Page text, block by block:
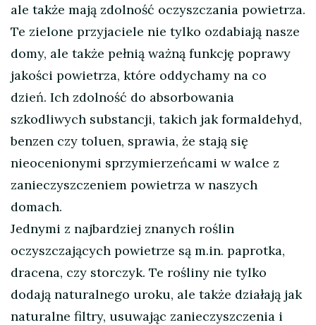
ale także mają zdolność oczyszczania powietrza.
Te zielone przyjaciele nie tylko ozdabiają nasze
domy, ale także pełnią ważną funkcję poprawy
jakości powietrza, które oddychamy na co
dzień. Ich zdolność do absorbowania
szkodliwych substancji, takich jak formaldehyd,
benzen czy toluen, sprawia, że stają się
nieocenionymi sprzymierzeńcami w walce z
zanieczyszczeniem powietrza w naszych
domach.
Jednymi z najbardziej znanych roślin
oczyszczających powietrze są m.in. paprotka,
dracena, czy storczyk. Te rośliny nie tylko
dodają naturalnego uroku, ale także działają jak
naturalne filtry, usuwając zanieczyszczenia i